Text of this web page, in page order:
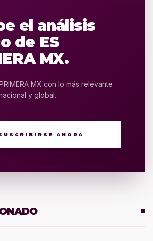
el análisis
de ES
MX.
MX con lo más relevante
y global.
AHORA